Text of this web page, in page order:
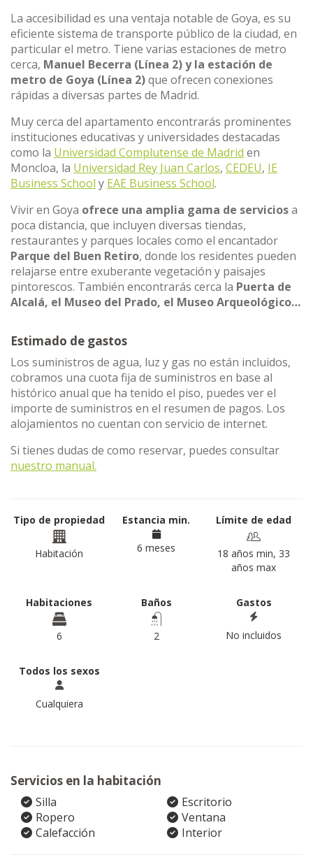
La accesibilidad es una ventaja notable de Goya, es su
eficiente sistema de transporte público de la ciudad, en
particular el metro. Tiene varias estaciones de metro
cerca, Manuel Becerra (Línea 2) y la estación de
metro de Goya (Línea 2)que ofrecen conexiones
rápidas a diversas partes de Madrid.
Muy cerca del apartamento encontrarás prominentes
instituciones educativas y universidades destacadas
como la Universidad Complutense de Madrid en
Moncloa, la Universidad Rey Juan Carlos, CEDEU, IE
Business School y EAE Business School.
Vivir en Goya ofrece una amplia gama de serviciosa
poca distancia, que incluyen diversas tiendas,
restaurantes y parques locales como el encantador
Parque del Buen Retiro, donde los residentes pueden
relajarse entre exuberante vegetación y paisajes
pintorescos. También encontrarás cerca la Puerta de
Alcalá, el Museo del Prado, el Museo Arqueológico…
Estimado de gastos
Los suministros de agua, luz y gas no están incluidos,
cobramos una cuota fija de suministros en base al
histórico anual que ha tenido el piso, puedes ver el
importe de suministros en el resumen de pagos. Los
alojamientos no cuentan con servicio de internet.
Si tienes dudas de como reservar, puedes consultar
nuestro manual.
Tipo de propiedad
Habitación
Estancia min.
6 meses
Límite de edad
18 años min, 33
años max
Habitaciones
6
Baños
2
Gastos
No incluidos
Todos los sexos
Cualquiera
Servicios en la habitación
Silla
Escritorio
Ropero
Ventana
Calefacción
Interior